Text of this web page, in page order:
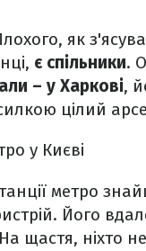
як
є спільники.
– у Харкові,
цілий
у Києві
метро
Його
щастя, ніхто не